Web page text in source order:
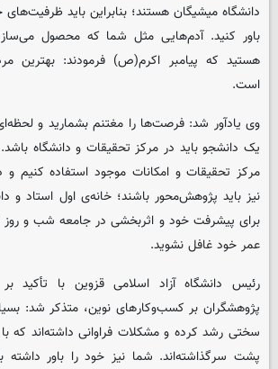
دانشگاه میشیگان هستند؛ بنابراین باید
باور کنید. آدم‌هایی مثل شما که محصول
هستید که پیامبر اکرم(ص) فرمودند: بهترین
است.
وی یادآور شد: فرصت‌ها را مغتنم بشمارید و
یک دانشجو باید در مرکز تحقیقات و دانشگاه باشد.
مرکز تحقیقات و امکانات موجود استفاده کنیم و
نیز باید پژوهش‌محور باشند؛ خانه‌ی اول استاد و
برای پیشرفت خود و اثربخشی در جامعه شب و روز
عمر خود غافل نشوید.
رئیس دانشگاه آزاد اسلامی قزوین با تأکید
پژوهشگران بر کسب‌وکارهای نوین، متذکر شد:‌
سختی رشد کرده و مشکلات فراوانی داشته‌اند که
پشت سرگذاشته‌اند. شما نیز خود را باور داشته